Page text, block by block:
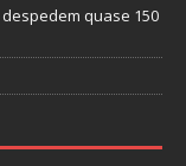
quase 150